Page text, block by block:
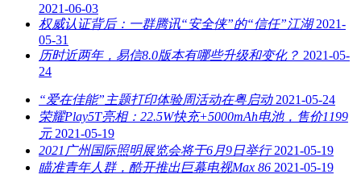
2021-06-03
权威认证背后：一群腾讯“安全侠”的“信任”江湖 2021-
05-31
历时近两年，易信8.0版本有哪些升级和变化？ 2021-05-
24
“爱在佳能”主题打印体验周活动在粤启动 2021-05-24
荣耀Play5T亮相：22.5W快充+5000mAh电池，售价1199
元 2021-05-19
2021广州国际照明展览会将于6月9日举行 2021-05-19
瞄准青年人群，酷开推出巨幕电视Max 86 2021-05-19